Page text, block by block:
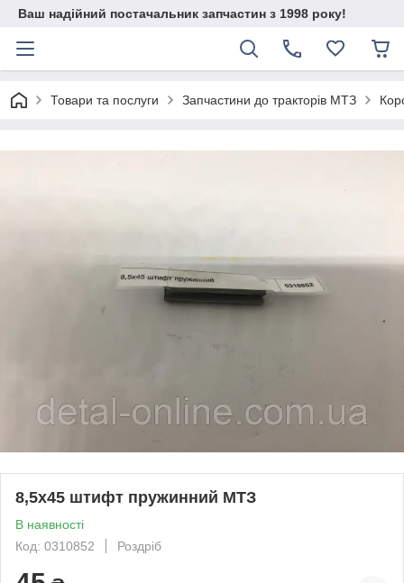
Ваш надійний постачальник запчастин з 1998 року!
Товари та послуги Запчастини до тракторів МТЗ
8,5х45 штифт пружинний МТЗ
В наявності
Код: 0310852
Роздріб